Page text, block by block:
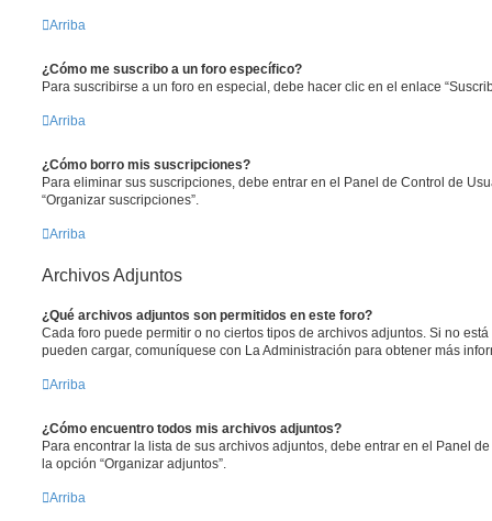
Arriba
¿Cómo me suscribo a un foro específico?
Para suscribirse a un foro en especial, debe hacer clic en el enlace
Arriba
¿Cómo borro mis suscripciones?
Para eliminar sus suscripciones, debe entrar en el Panel de Control de
“Organizar suscripciones”.
Arriba
Archivos Adjuntos
¿Qué archivos adjuntos son permitidos en este foro?
Cada foro puede permitir o no ciertos tipos de archivos adjuntos. Si no
pueden cargar, comuníquese con La Administración para obtener más
Arriba
¿Cómo encuentro todos mis archivos adjuntos?
Para encontrar la lista de sus archivos adjuntos, debe entrar en el Panel
la opción “Organizar adjuntos”.
Arriba